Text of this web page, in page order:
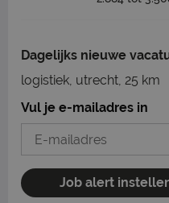
Dagelijks nieuwe
logistiek, utrecht, 25 km
Vul je e-mailadres in
Job alert